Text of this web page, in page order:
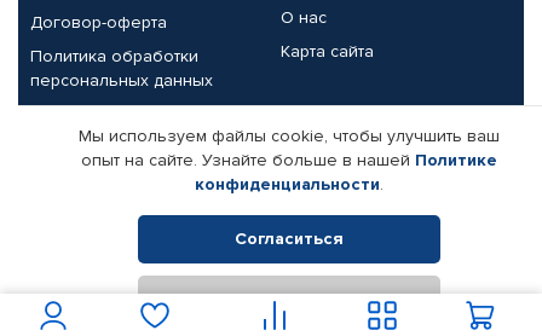
Договор-оферта
Политика обработки
персональных данных
О нас
Карта сайта
Партнерам
Корпоративным клиентам
Поставщикам
Реквизиты компании
© КАМАЗ ЦЕНТР ДОНЕЦК, 2015-2026. Все права защищены.
Интернет-магазин автомобильных товаров Автопрофи.
Мы используем файлы cookie, чтобы улучшить ваш
опыт на сайте. Узнайте больше в нашей Политике
конфиденциальности.
Согласиться
Отклонить